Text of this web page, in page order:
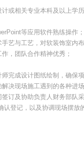
或相关专业本科及以上学
等应用软件熟练操作；
艺与工艺，对软装饰室内
，团队合作精神优秀；
完成设计图纸绘制，确保
决现场施工遇到的各种进
订及协助负责人财务部队
认登记，以及协调现场摆放